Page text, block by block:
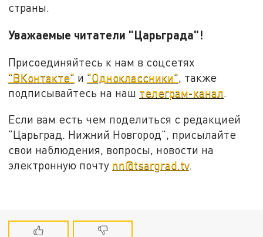
страны.
Уважаемые читатели "Царьграда"!
Присоединяйтесь к нам в соцсетях
"ВКонтакте" и "Одноклассники" , также
подписывайтесь на наш телеграм-канал
Если вам есть чем поделиться с редакцией
"Царьград. Нижний Новгород", присылайте
свои наблюдения, вопросы, новости на
электронную почту nn@tsargrad.tv.